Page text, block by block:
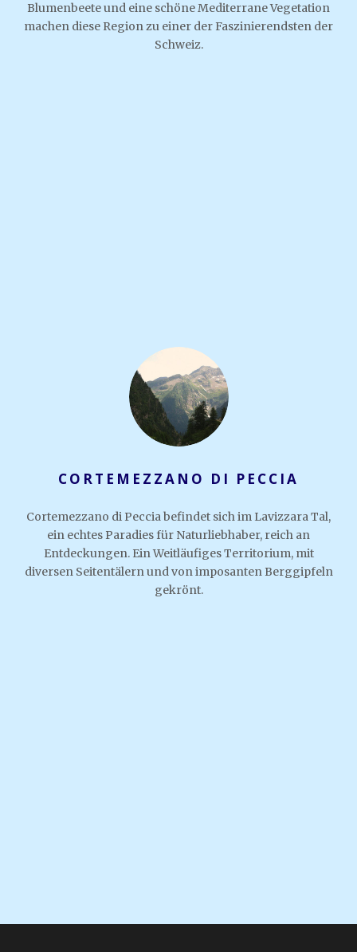
Blumenbeete und eine schöne Mediterrane Vegetation
machen diese Region zu einer der Faszinierendsten der
Schweiz.
CORTEMEZZANO DI PECCIA
Cortemezzano di Peccia befindet sich im Lavizzara Tal,
ein echtes Paradies für Naturliebhaber, reich an
Entdeckungen. Ein Weitläufiges Territorium, mit
diversen Seitentälern und von imposanten Berggipfeln
gekrönt.